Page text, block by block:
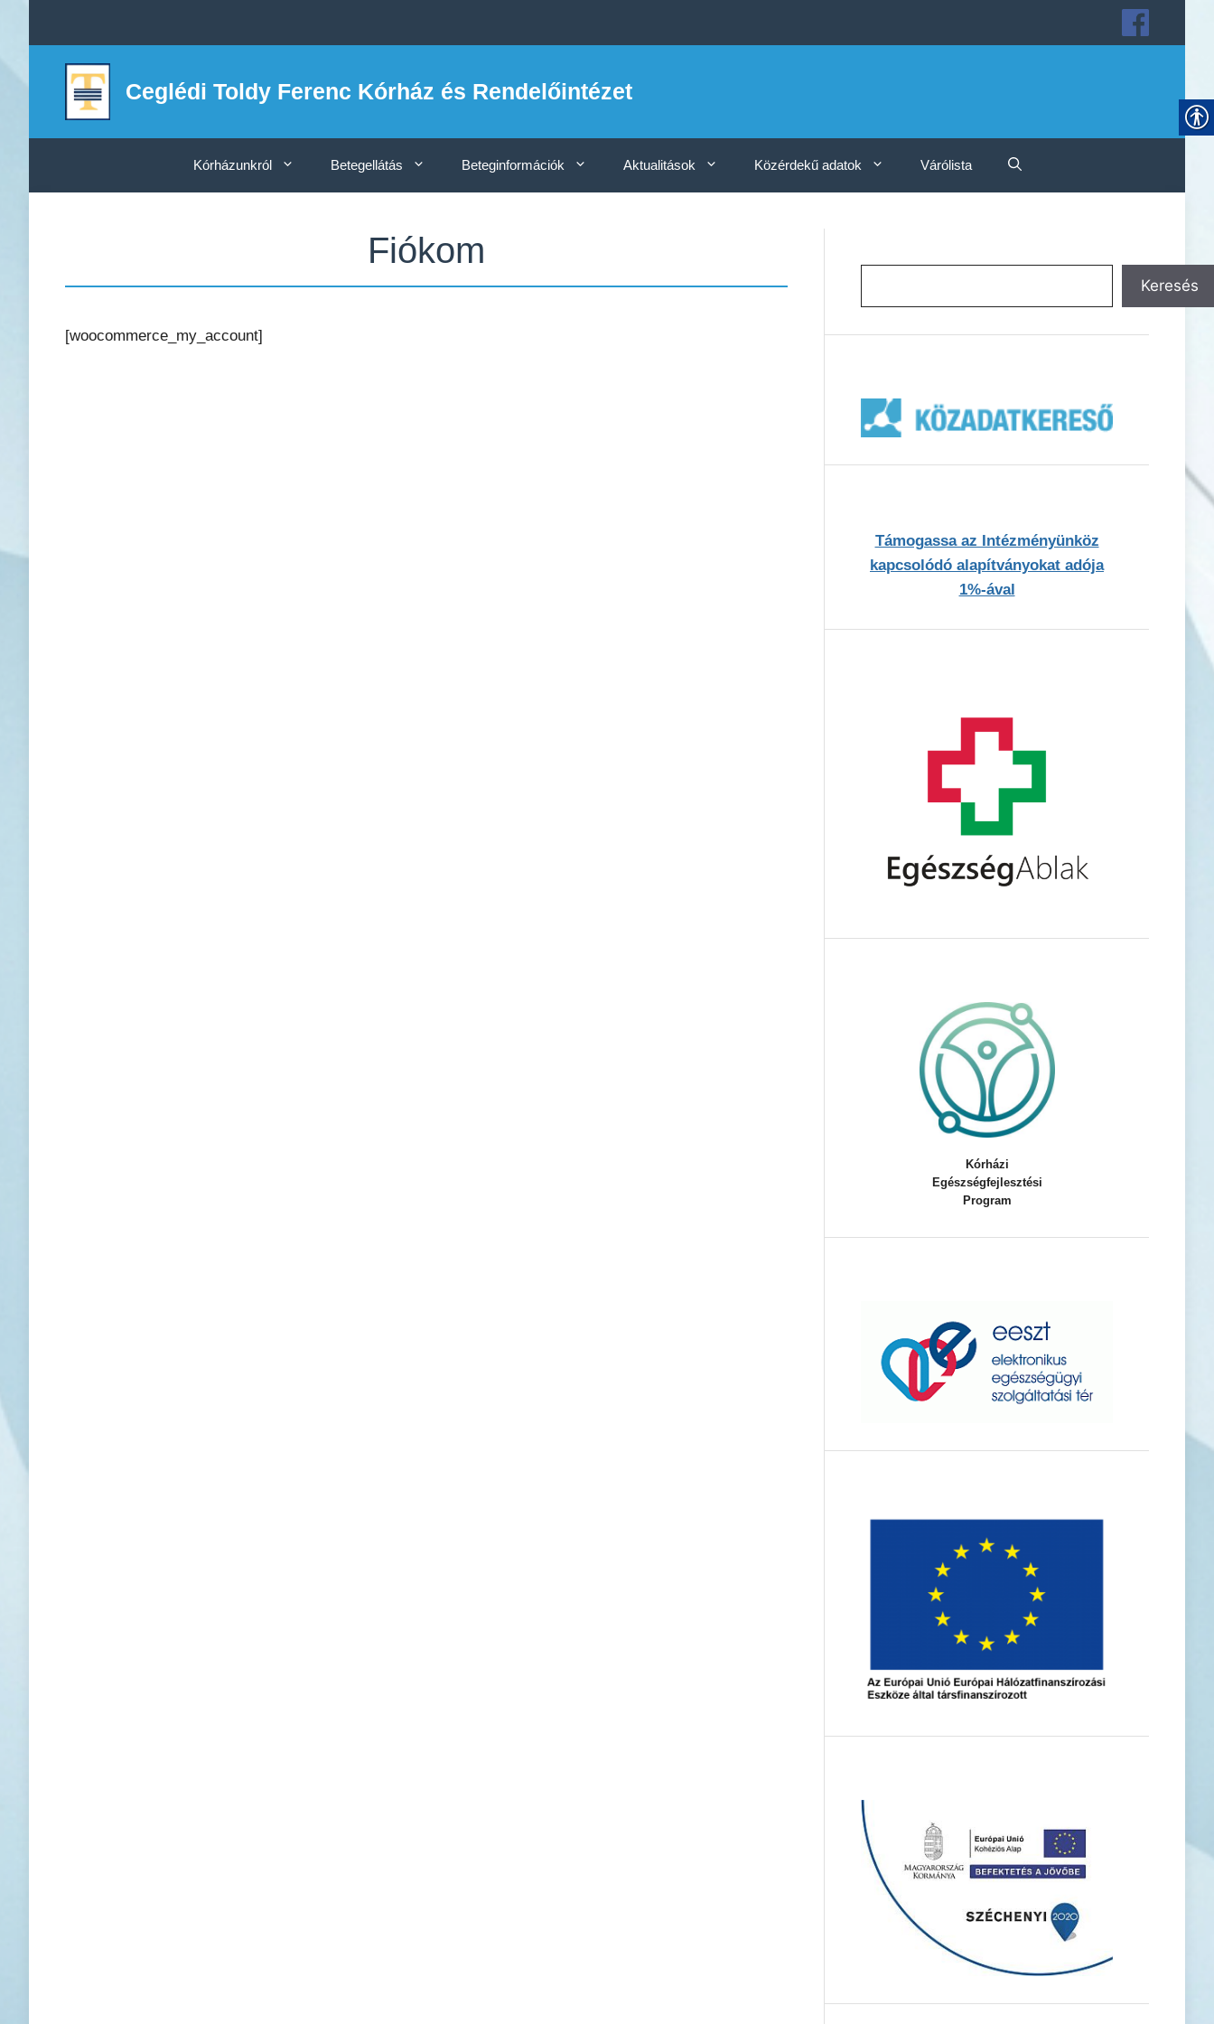
tartalomba
Ceglédi Toldy Ferenc Kórház és Rendelőintézet
Kórházunkról Betegellátás Beteginformációk Aktualitások Közérdekű adatok Várólista
Fiókom
[woocommerce_my_account]
Keresés
Támogassa az Intézményünköz
kapcsolódó alapítványokat adója
1%-ával
Kórházi
Egészségfejlesztési
Program